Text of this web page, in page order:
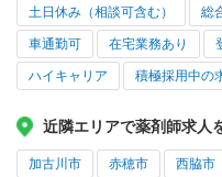
土日休み（相談可含む） 総
車通勤可 在宅業務あり
ハイキャリア 積極採用中の
近隣エリアで薬剤師求人
加古川市 赤穂市 西脇市